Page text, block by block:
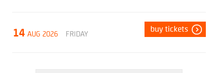
14 AUG 2026 FRIDAY
buy tickets